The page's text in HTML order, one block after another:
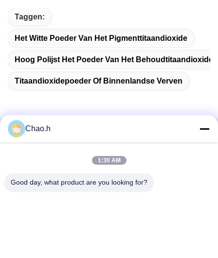
Taggen:
Het Witte Poeder Van Het Pigmenttitaandioxide
Hoog Polijst Het Poeder Van Het Behoudtitaandioxide
Titaandioxidepoeder Of Binnenlandse Verven
Snel contact
1st Verdieping, No.40, No.69, de Middenstraat van
Chao.h
1:30 AM
Good day, what product are you looking for?